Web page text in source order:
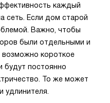
каждый
сеть. Если дом старой
Важно, чтобы
были отдельными и
возможно короткое
будут постоянно
То же может
удлинителя.